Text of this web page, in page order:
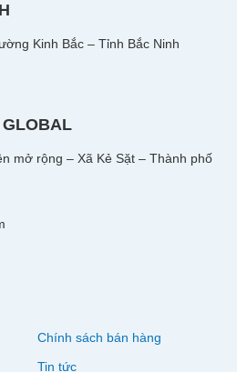
Kinh Bắc – Tỉnh Bắc Ninh
GLOBAL
mở rộng – Xã Kẻ Sặt – Thành phố
Chính sách bán hàng
Tin tức